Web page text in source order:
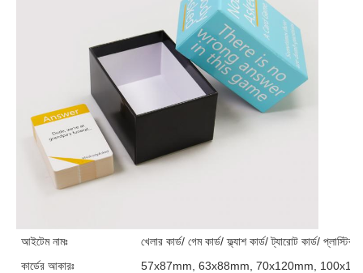
আইটেম নামঃ
খেলার কার্ড/ গেম কার্ড/ ফ্ল্যাশ কার্ড/ ট্যারোট কার্ড/ প্লাস্টিক
কার্ডের আকারঃ
57x87mm, 63x88mm, 70x120mm,